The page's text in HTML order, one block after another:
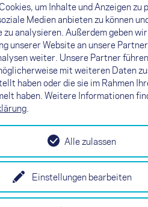
um Inhalte und Anzeigen zu
Medien anbieten zu können
zu analysieren. Außerdem geben
unserer Website an unsere
weiter. Unsere Partner
mit weiteren Daten
haben oder die sie im Rahmen
haben. Weitere Informationen
.
Einstellungen bearbeiten
Alle zulassen